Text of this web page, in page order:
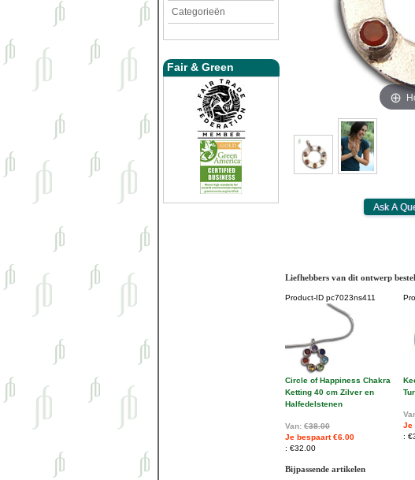
Categorieën
Fair & Green
Liefhebbers van dit ontwerp
Product-ID pc7023ns411
Circle of Happiness Chakra
Ketting 40 cm Zilver en
Halfedelstenen
Van: €38.00
Je bespaart €6.00
€32.00
Je
Bijpassende artikelen